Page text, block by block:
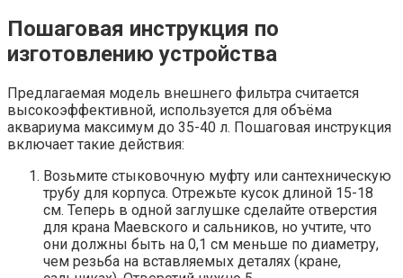
Пошаговая инструкция по
изготовлению устройства
Предлагаемая модель внешнего фильтра считается
высокоэффективной, используется для объёма
аквариума максимум до 35-40 л. Пошаговая инструкция
включает такие действия:
Возьмите стыковочную муфту или сантехническую
трубу для корпуса. Отрежьте кусок длиной 15-18
см. Теперь в одной заглушке сделайте отверстия
для крана Маевского и сальников, но учтите, что
они должны быть на 0,1 см меньше по диаметру,
чем резьба на вставляемых деталях (кране,